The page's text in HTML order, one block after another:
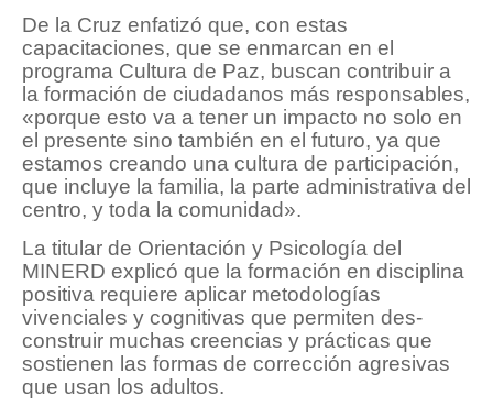
De la Cruz enfatizó que, con estas
capacitaciones, que se enmarcan en el
programa Cultura de Paz, buscan contribuir a
la formación de ciudadanos más responsables,
«porque esto va a tener un impacto no solo en
el presente sino también en el futuro, ya que
estamos creando una cultura de participación,
que incluye la familia, la parte administrativa del
centro, y toda la comunidad».
La titular de Orientación y Psicología del
MINERD explicó que la formación en disciplina
positiva requiere aplicar metodologías
vivenciales y cognitivas que permiten des-
construir muchas creencias y prácticas que
sostienen las formas de corrección agresivas
que usan los adultos.